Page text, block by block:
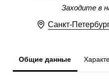
Заходите в
Санкт-
Общие данные